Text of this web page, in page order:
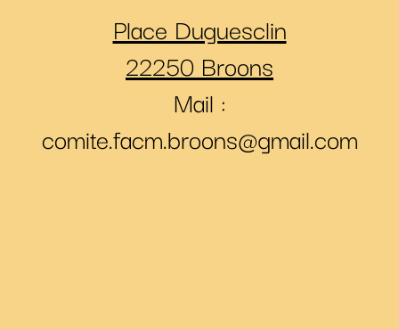
Place Duguesclin
22250 Broons
Mail :
comite.facm.broons@gmail.com